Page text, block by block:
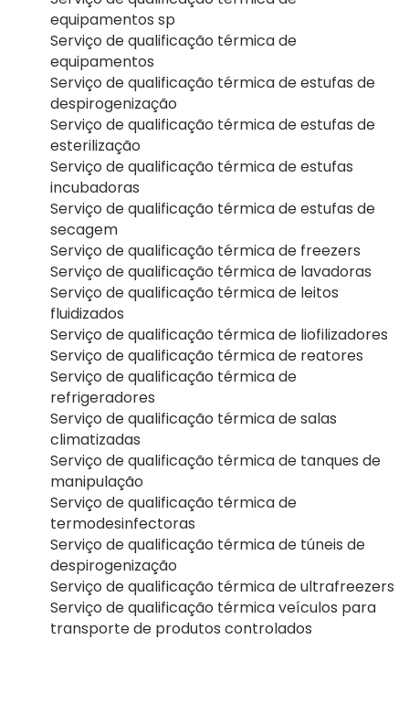
equipamentos sp
Serviço de qualificação térmica de
equipamentos
Serviço de qualificação térmica de estufas de
despirogenização
Serviço de qualificação térmica de estufas de
esterilização
Serviço de qualificação térmica de estufas
incubadoras
Serviço de qualificação térmica de estufas de
secagem
Serviço de qualificação térmica de freezers
Serviço de qualificação térmica de lavadoras
Serviço de qualificação térmica de leitos
fluidizados
Serviço de qualificação térmica de liofilizadores
Serviço de qualificação térmica de reatores
Serviço de qualificação térmica de
refrigeradores
Serviço de qualificação térmica de salas
climatizadas
Serviço de qualificação térmica de tanques de
manipulação
Serviço de qualificação térmica de
termodesinfectoras
Serviço de qualificação térmica de túneis de
despirogenização
Serviço de qualificação térmica de ultrafreezers
Serviço de qualificação térmica veículos para
transporte de produtos controlados